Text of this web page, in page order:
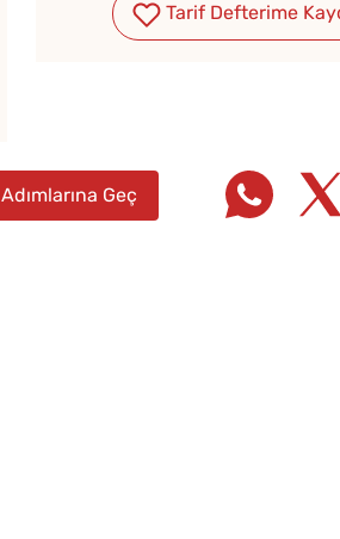
Tarif Defterime
Adımlarına Geç
Soğuk Çorbaya Hangi